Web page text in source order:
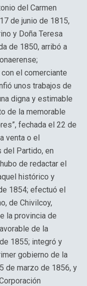
del Carmen
de junio de 1815,
y Doña Teresa
de 1850, arribó a
el comerciante
unos trabajos de
digna y estimable
de la memorable
fechada el 22 de
venta o el
Partido, en
de redactar el
histórico y
1854; efectuó el
de Chivilcoy,
la provincia de
de la
1855; integró y
gobierno de la
de marzo de 1856, y